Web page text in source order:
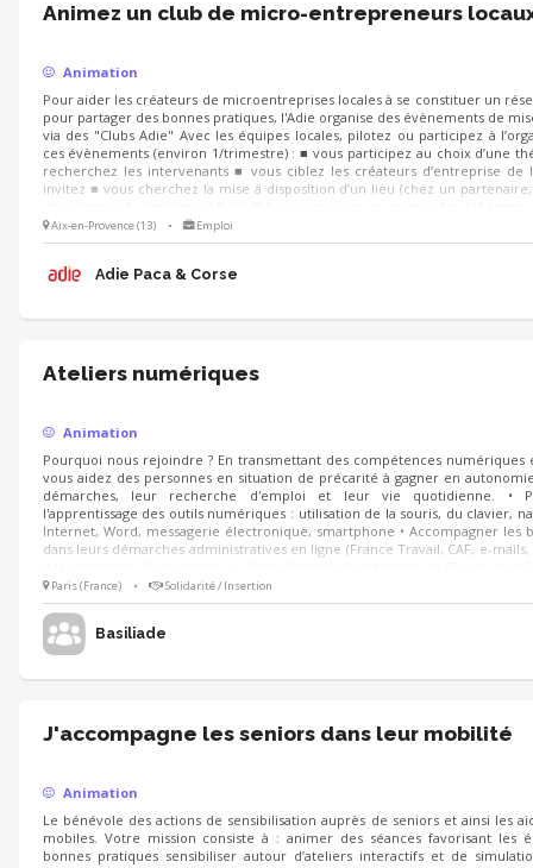
Animez un club de micro-entrepreneurs
Animation
Pour aider les créateurs de microentreprises locales à se constituer un
pour partager des bonnes pratiques, l'Adie organise des évènements de
via des "Clubs Adie" Avec les équipes locales, pilotez ou participez à
ces évènements (environ 1/trimestre) : ■ vous participez au choix d’une
recherchez les intervenants ■ vous ciblez les créateurs d’entreprise de
invitez ■ vous cherchez la mise à disposition d’un lieu (chez un
satisfaction et les attentes des participants pour d’autres événements
Aix-en-Provence (13) • Emploi
Adie Paca & Corse
Ateliers numériques
Animation
Pourquoi nous rejoindre ? En transmettant des compétences numériques
vous aidez des personnes en situation de précarité à gagner en
démarches, leur recherche d'emploi et leur vie quotidienne. •
l'apprentissage des outils numériques : utilisation de la souris, du clavier,
Internet, Word, messagerie électronique, smartphone • Accompagner les
dans leurs démarches administratives en ligne (France Travail, CAF, e-mails,
recherchées : • Aisance avec les outils numériques • Patience,
bienveillance
Paris (France) • Solidarité / Insertion
Basiliade
J'accompagne les seniors dans leur mobilité
Animation
Le bénévole des actions de sensibilisation auprès de seniors et ainsi les
mobiles. Votre mission consiste à : animer des séances favorisant les
bonnes pratiques sensibiliser autour d’ateliers interactifs et de